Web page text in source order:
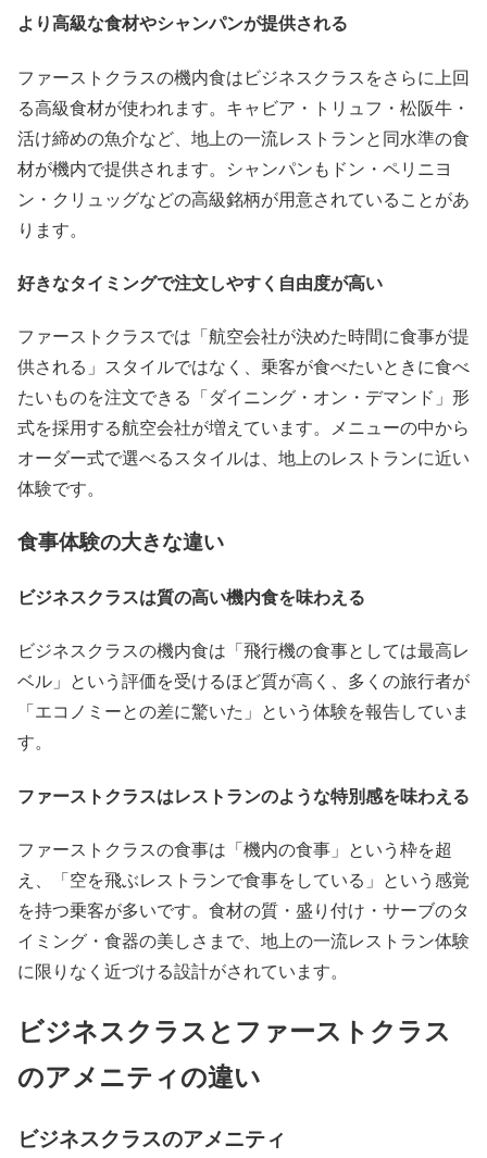
より高級な食材やシャンパンが提供される
ファーストクラスの機内食はビジネスクラスをさらに上回
る高級食材が使われます。キャビア・トリュフ・松阪牛・
活け締めの魚介など、地上の一流レストランと同水準の食
材が機内で提供されます。シャンパンもドン・ペリニヨ
ン・クリュッグなどの高級銘柄が用意されていることがあ
ります。
好きなタイミングで注文しやすく自由度が高い
ファーストクラスでは「航空会社が決めた時間に食事が提
供される」スタイルではなく、乗客が食べたいときに食べ
たいものを注文できる「ダイニング・オン・デマンド」形
式を採用する航空会社が増えています。メニューの中から
オーダー式で選べるスタイルは、地上のレストランに近い
体験です。
食事体験の大きな違い
ビジネスクラスは質の高い機内食を味わえる
ビジネスクラスの機内食は「飛行機の食事としては最高レ
ベル」という評価を受けるほど質が高く、多くの旅行者が
「エコノミーとの差に驚いた」という体験を報告していま
す。
ファーストクラスはレストランのような特別感を味わえる
ファーストクラスの食事は「機内の食事」という枠を超
え、「空を飛ぶレストランで食事をしている」という感覚
を持つ乗客が多いです。食材の質・盛り付け・サーブのタ
イミング・食器の美しさまで、地上の一流レストラン体験
に限りなく近づける設計がされています。
ビジネスクラスとファーストクラス
のアメニティの違い
ビジネスクラスのアメニティ